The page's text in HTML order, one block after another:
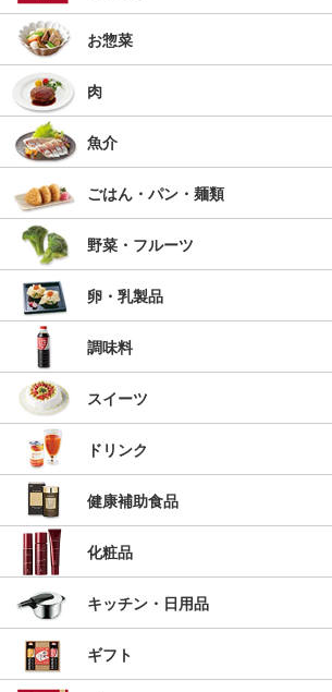
お惣菜
肉
魚介
ごはん・パン・麺類
野菜・フルーツ
卵・乳製品
調味料
スイーツ
ドリンク
健康補助食品
化粧品
キッチン・日用品
ギフト